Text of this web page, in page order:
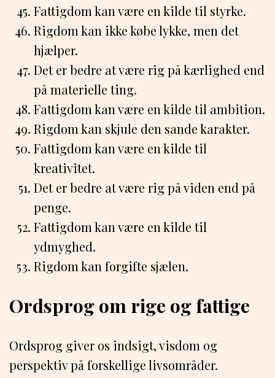
Fattigdom kan være en kilde til styrke.
Rigdom kan ikke købe lykke, men det
hjælper.
Det er bedre at være rig på kærlighed end
på materielle ting.
Fattigdom kan være en kilde til ambition.
Rigdom kan skjule den sande karakter.
Fattigdom kan være en kilde til
kreativitet.
Det er bedre at være rig på viden end på
penge.
Fattigdom kan være en kilde til
ydmyghed.
Rigdom kan forgifte sjælen.
Ordsprog om rige og fattige
Ordsprog giver os indsigt, visdom og
perspektiv på forskellige livsområder.